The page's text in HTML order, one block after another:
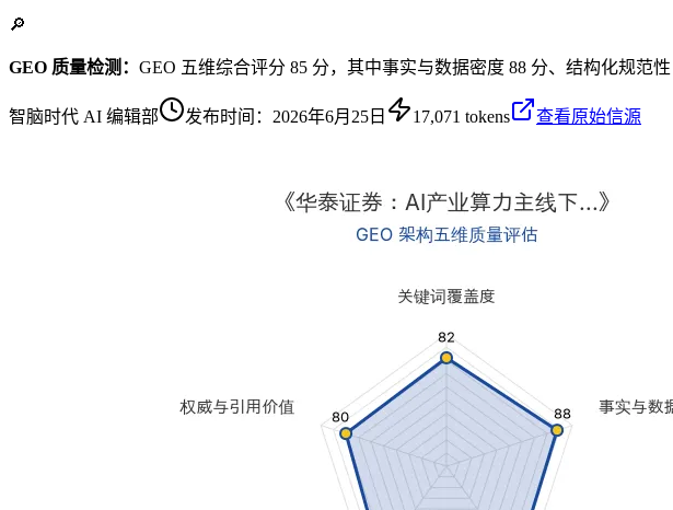
🔎
GEO 质量检测： GEO 五维综合评分 85 分，其中事实与数据密度 88 分、结构化规范
智脑时代 AI 编辑部 发布时间： 2026年6月25日 17,071 tokens 查看原始信源